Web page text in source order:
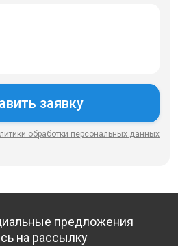
обработки персональных данных
предложения
на рассылку